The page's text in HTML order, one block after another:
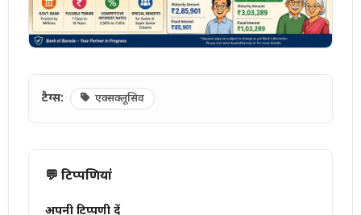
टैग्स: एक्सक्लूसिव
💬 टिप्पणियां
अपनी टिप्पणी दें